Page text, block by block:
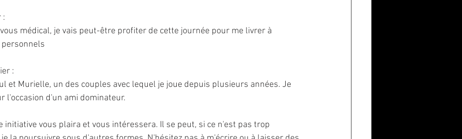
:
médical, je vais peut-être profiter de cette journée pour me livrer à
:
et Murielle, un des couples avec lequel je joue depuis plusieurs années. Je
l'occasion d'un ami dominateur.
initiative vous plaira et vous intéressera. Il se peut, si ce n'est pas trop